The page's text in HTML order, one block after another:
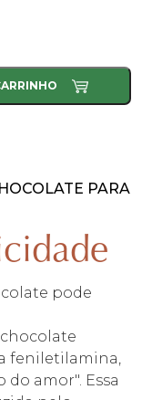
PARA
pode
feniletilamina,
amor". Essa